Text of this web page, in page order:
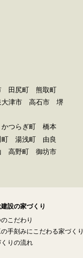
田尻町 熊取町
津市 高石市 堺
つらぎ町 橋本
湯浅町 由良
高野町 御坊市
設の家づくり
のこだわり
の手刻みにこだわる家づく
りの流れ